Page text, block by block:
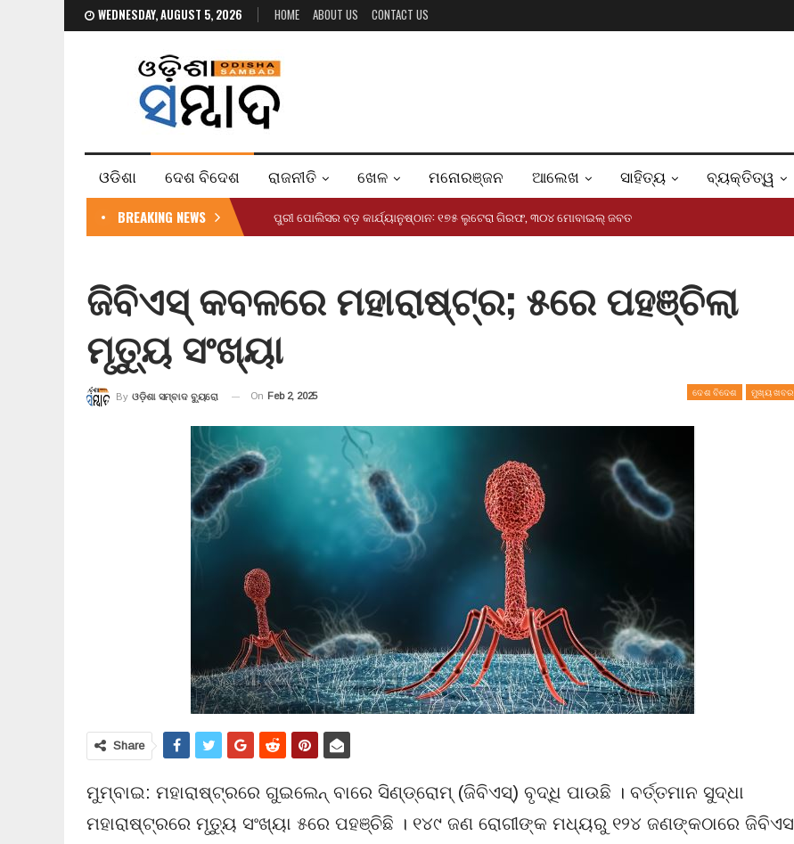
WEDNESDAY, AUGUST 5, 2026 HOME ABOUT US CONTACT US
ଓଡିଶା ଦେଶ ବିଦେଶ ରାଜନୀତି ଖେଳ ମନୋରଞ୍ଜନ ଆଲେଖ ସାହିତ୍ୟ ବ୍ୟକ୍ତିତ୍ୱ
BREAKING NEWS ପୁରୀ ପୋଲିସର ବଡ଼ କାର୍ଯ୍ୟାନୁଷ୍ଠାନ: ୧୭୫ ଲୁଟେରା ଗିରଫ, ୩୦୪ ମୋବାଇଲ୍ ଜବତ
ଜିବିଏସ୍ କବଳରେ ମହାରାଷ୍ଟ୍ର; ୫ରେ ପହଞ୍ଚିଲା
ମୃତ୍ୟୁ ସଂଖ୍ୟା
ଦେଶ ବିଦେଶ ମୁଖ୍ୟ ଖବର
By ଓଡ଼ିଶା ସମ୍ବାଦ ବ୍ୟୁରୋ On Feb 2, 2025
Share
ମୁମ୍ବାଇ: ମହାରାଷ୍ଟ୍ରରେ ଗୁଇଲେନ୍ ବାରେ ସିଣ୍ଡ୍ରୋମ୍ (ଜିବିଏସ୍) ବୃଦ୍ଧି ପାଉଛି । ବର୍ତ୍ତମାନ ସୁଦ୍ଧା
ମହାରାଷ୍ଟ୍ରରେ ମୃତ୍ୟୁ ସଂଖ୍ୟା ୫ରେ ପହଞ୍ଚିଛି । ୧୪୯ ଜଣ ରୋଗୀଙ୍କ ମଧ୍ୟରୁ ୧୨୪ ଜଣଙ୍କଠାରେ ଜିବିଏସ